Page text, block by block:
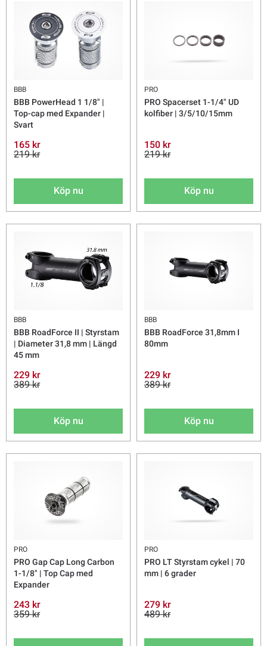
BBB
BBB PowerHead 1 1/8" |
Top-cap med Expander |
Svart
165 kr
219 kr
Köp nu
PRO
PRO Spacerset 1-1/4" UD
kolfiber | 3/5/10/15mm
150 kr
219 kr
Köp nu
BBB
BBB RoadForce II | Styrstam
| Diameter 31,8 mm | Längd
45 mm
229 kr
389 kr
Köp nu
BBB
BBB RoadForce 31,8mm I
80mm
229 kr
389 kr
Köp nu
PRO
PRO Gap Cap Long Carbon
1-1/8" | Top Cap med
Expander
243 kr
359 kr
PRO
PRO LT Styrstam cykel | 70
mm | 6 grader
279 kr
489 kr